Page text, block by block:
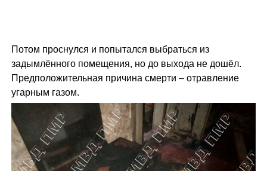
Потом проснулся и попытался выбраться из
задымлённого помещения, но до выхода не дошёл.
Предположительная причина смерти – отравление
угарным газом.